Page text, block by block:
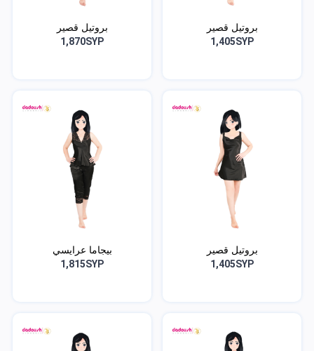
بروتيل قصير
1,405SYP
بروتيل قصير
1,870SYP
بروتيل قصير
1,405SYP
بيجاما عرايسي
1,815SYP